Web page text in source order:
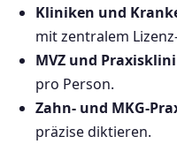
Kliniken und
mit zentralem
MVZ und
pro Person.
Zahn- und MKG-
präzise diktieren.